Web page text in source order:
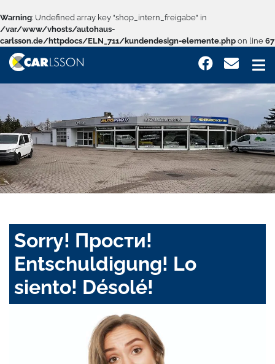
Warning: Undefined array key "shop_intern_freigabe" in
/var/www/vhosts/autohaus-
carlsson.de/httpdocs/ELN_711/kundendesign-elemente.php on line 67
Sorry! Прости!
Entschuldigung! Lo
siento! Désolé!